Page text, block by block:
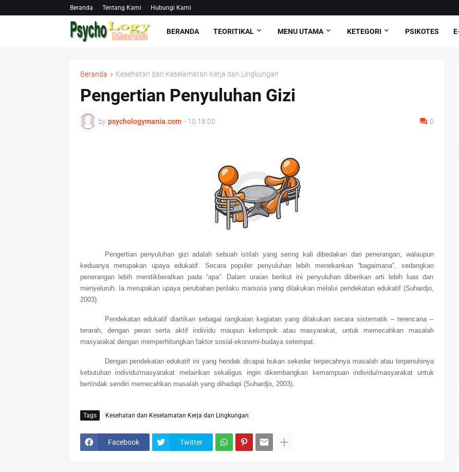
Beranda Tentang Kami Hubungi Kami
BERANDA TEORITIKAL MENU UTAMA KETEGORI PSIKOTES
Beranda Kesehatan dan Keselamatan Kerja dan Lingkungan
Pengertian Penyuluhan Gizi
by psychologymania.com - 10.18.00 0
Pengertian penyuluhan gizi adalah sebuah istilah yang sering kali dibedakan dari penerangan, walaupun
keduanya merupakan upaya edukatif. Secara populer penyuluhan lebih menekankan “bagaimana”, sedangkan
penerangan lebih menitikberatkan pada “apa”. Dalam uraian berikut ini penyuluhan diberikan arti lebih luas dan
menyeluruh. Ia merupakan upaya perubahan perilaku manusia yang dilakukan melalui pendekatan edukatif (Suhardjo,
2003).
Pendekatan edukatif diartikan sebagai rangkaian kegiatan yang dilakukan secara sistematik – terencana –
terarah, dengan peran serta aktif individu maupun kelompok atau masyarakat, untuk memecahkan masalah
masyarakat dengan memperhitungkan faktor sosial-ekonomi-budaya setempat.
Dengan pendekatan edukatif ini yang hendak dicapai bukan sekedar terpecahnya masalah atau terpenuhinya
kebutuhan individu/masyarakat melainkan sekaligus ingin dikembangkan kemampuan individu/masyarakat untuk
bertindak sendiri memecahkan masalah yang dihadapi (Suhardjo, 2003).
Tags Kesehatan dan Keselamatan Kerja dan Lingkungan
Facebook Twitter